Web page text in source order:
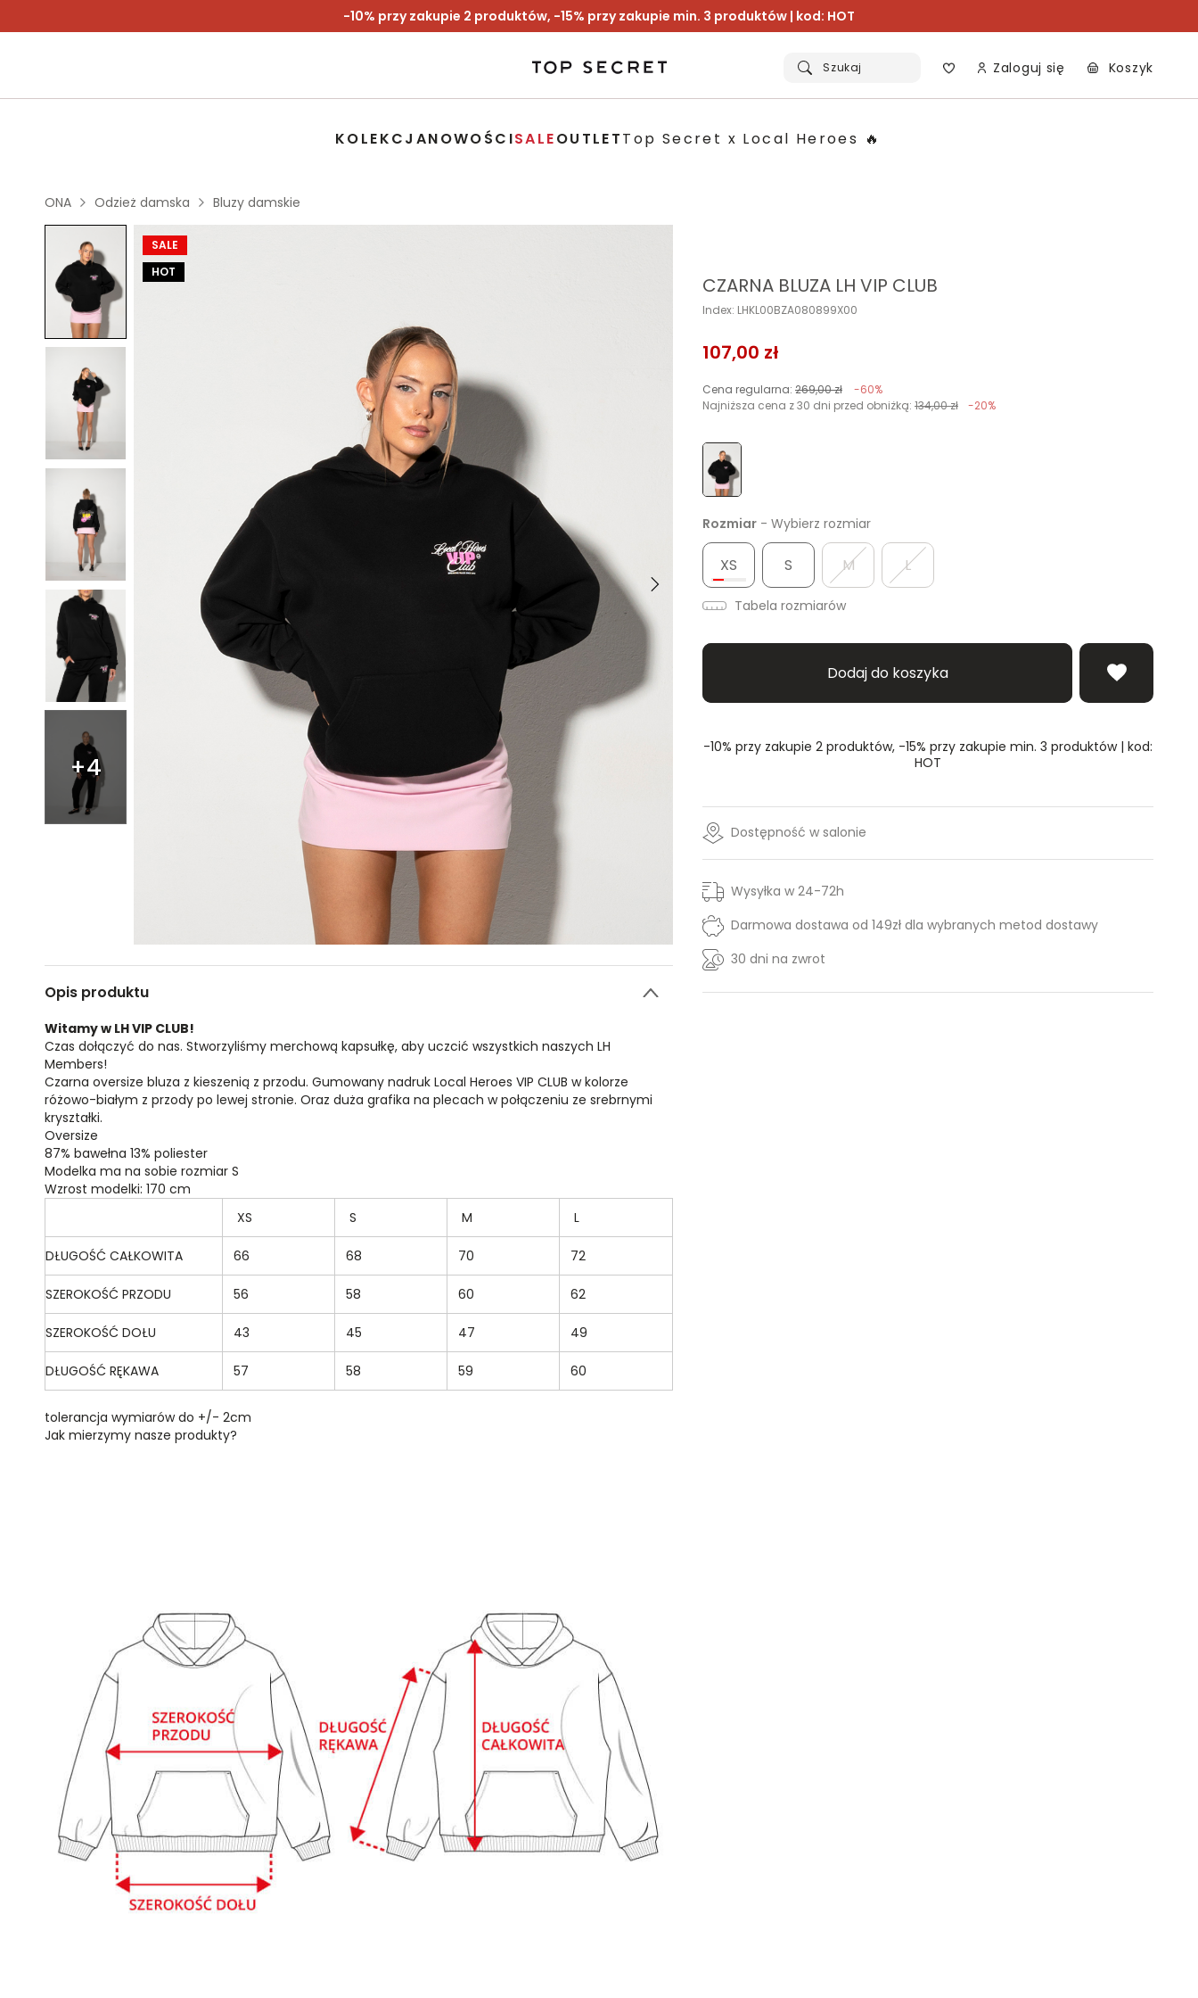
-10% przy zakupie 2 produktów, -15% przy zakupie min. 3 produktów | kod: HOT
Szukaj Zaloguj się Koszyk
KOLEKCJANOWOŚCISALEOUTLETTop Secret x Local Heroes 🔥
ONA Odzież damska Bluzy damskie
SALE
HOT
CZARNA BLUZA LH VIP CLUB
Index: LHKL00BZA080899X00
107,00 zł
Cena regularna: 269,00 zł
-60%
Najniższa cena z 30 dni przed obniżką: 134,00 zł -20%
Rozmiar - Wybierz rozmiar
XS S M L
Tabela rozmiarów
Dodaj do koszyka
-10% przy zakupie 2 produktów, -15% przy zakupie min. 3 produktów | kod:
HOT
Dostępność w salonie
Wysyłka w 24-72h
Darmowa dostawa od 149zł dla wybranych metod dostawy
30 dni na zwrot
Opis produktu
Witamy w LH VIP CLUB!
Czas dołączyć do nas. Stworzyliśmy merchową kapsułkę, aby uczcić wszystkich naszych LH
Members!
Czarna oversize bluza z kieszenią z przodu. Gumowany nadruk Local Heroes VIP CLUB w kolorze
różowo-białym z przody po lewej stronie. Oraz duża grafika na plecach w połączeniu ze srebrnymi
kryształki.
Oversize
87% bawełna 13% poliester
Modelka ma na sobie rozmiar S
Wzrost modelki: 170 cm
XS
S M L
DŁUGOŚĆ CAŁKOWITA 66 68 70 72
SZEROKOŚĆ PRZODU 56 58 60 62
SZEROKOŚĆ DOŁU 43 45 47 49
DŁUGOŚĆ RĘKAWA 57 58 59 60
tolerancja wymiarów do +/- 2cm
Jak mierzymy nasze produkty?